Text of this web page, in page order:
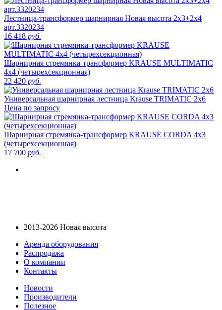
Лестница-трансформер шарнирная Новая высота 2х3+2х4
арт.3320234
16 418 руб.
Шарнирная стремянка-трансформер KRAUSE MULTIMATIC
4х4 (четырехсекционная)
22 420 руб.
Универсальная шарнирная лестница Krause TRIMATIC 2х6
Цена по запросу
Шарнирная стремянка-трансформер KRAUSE CORDA 4х3
(четырехсекционная)
17 700 руб.
2013-2026 Новая высота
Аренда оборудования
Распродажа
О компании
Контакты
Новости
Производители
Полезное